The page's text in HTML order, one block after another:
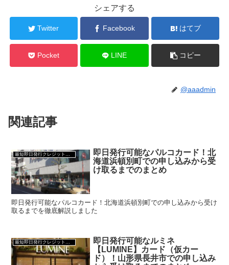
シェアする
Twitter Facebook はてブ
Pocket LINE コピー
@aaadmin
関連記事
最短即日発行クレジットカード
即日発行可能なパルコカード！北
海道浜頓別町での申し込みから受
け取るまでのまとめ
即日発行可能なパルコカード！北海道浜頓別町での申し込みから受け
取るまでを徹底解説しました
最短即日発行クレジットカード
即日発行可能なルミネ
【LUMINE】カード（仮カー
ド）！山形県長井市での申し込み